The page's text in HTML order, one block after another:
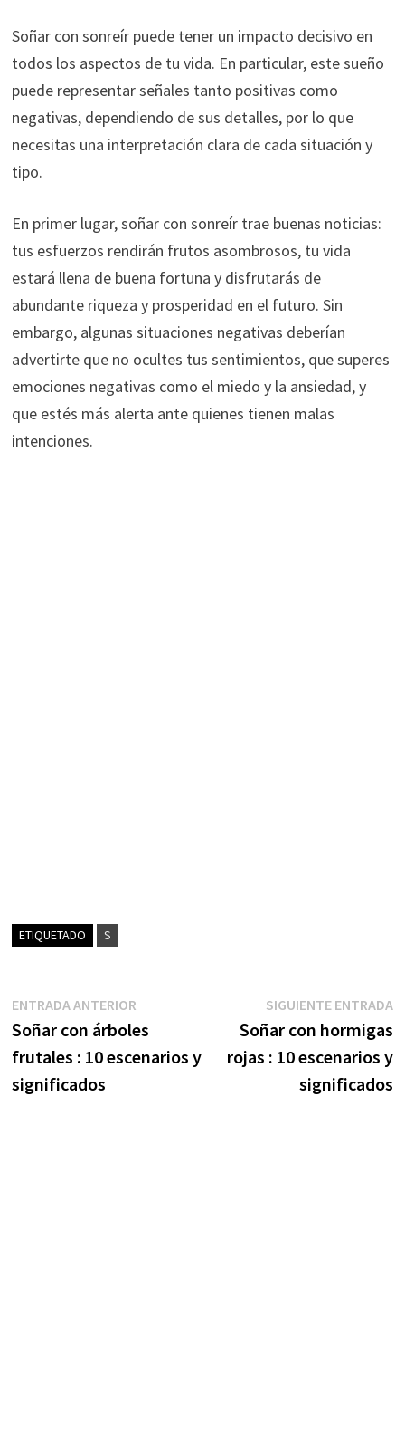
Soñar con sonreír puede tener un impacto decisivo en
todos los aspectos de tu vida. En particular, este sueño
puede representar señales tanto positivas como
negativas, dependiendo de sus detalles, por lo que
necesitas una interpretación clara de cada situación y
tipo.
En primer lugar, soñar con sonreír trae buenas noticias:
tus esfuerzos rendirán frutos asombrosos, tu vida
estará llena de buena fortuna y disfrutarás de
abundante riqueza y prosperidad en el futuro. Sin
embargo, algunas situaciones negativas deberían
advertirte que no ocultes tus sentimientos, que superes
emociones negativas como el miedo y la ansiedad, y
que estés más alerta ante quienes tienen malas
intenciones.
ETIQUETADO S
Navegación
de
entradas
ENTRADA ANTERIOREntrada
anterior:
Soñar con árboles
frutales : 10 escenarios y
significados
SIGUIENTE ENTRADA
Soñar con hormigas
rojas : 10 escenarios y
significados